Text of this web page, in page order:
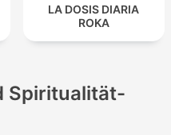
LA DOSIS DIARIA
ROKA
Spiritualität-